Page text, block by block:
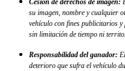
Cesión de derechos de imagen:
su imagen, nombre y cualquier
vehículo con fines publicitarios
sin limitación de tiempo ni
Responsabilidad del ganador:
deterioro que sufra el vehículo